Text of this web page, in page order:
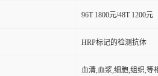
96T 1800元/48T 1200元
HRP标记的检测抗体
血清,血浆,细胞,组织,等